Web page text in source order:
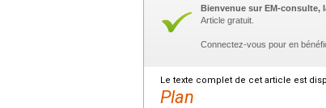
Bienvenue sur EM-consulte,
Article gratuit.
Connectez-vous pour en
Le texte complet de cet article est
Plan